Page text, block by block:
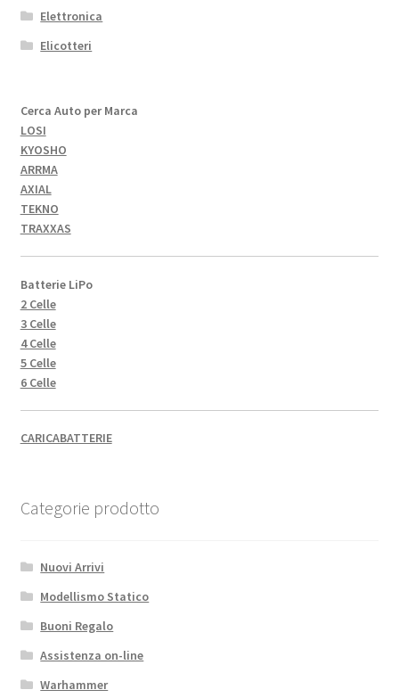
Elettronica
Elicotteri
Cerca Auto per Marca
LOSI
KYOSHO
ARRMA
AXIAL
TEKNO
TRAXXAS
Batterie LiPo
2 Celle
3 Celle
4 Celle
5 Celle
6 Celle
CARICABATTERIE
Categorie prodotto
Nuovi Arrivi
Modellismo Statico
Buoni Regalo
Assistenza on-line
Warhammer